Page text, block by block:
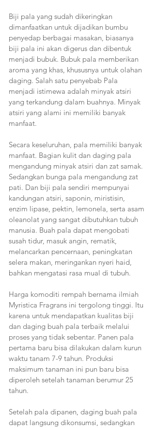
Biji pala yang sudah dikeringkan
dimanfaatkan untuk dijadikan bumbu
penyedap berbagai masakan, biasanya
biji pala ini akan digerus dan dibentuk
menjadi bubuk. Bubuk pala memberikan
aroma yang khas, khususnya untuk olahan
daging. Salah satu penyebab Pala
menjadi istimewa adalah minyak atsiri
yang terkandung dalam buahnya. Minyak
atsiri yang alami ini memiliki banyak
manfaat.
Secara keseluruhan, pala memiliki banyak
manfaat. Bagian kulit dan daging pala
mengandung minyak atsiri dan zat samak.
Sedangkan bunga pala mengandung zat
pati. Dan biji pala sendiri mempunyai
kandungan atsiri, saponin, miristisin,
enzim lipase, pektin, lemonela, serta asam
oleanolat yang sangat dibutuhkan tubuh
manusia. Buah pala dapat mengobati
susah tidur, masuk angin, rematik,
melancarkan pencernaan, peningkatan
selera makan, meringankan nyeri haid,
bahkan mengatasi rasa mual di tubuh.
Harga komoditi rempah bernama ilmiah
Myristica Fragrans ini tergolong tinggi. Itu
karena untuk mendapatkan kualitas biji
dan daging buah pala terbaik melalui
proses yang tidak sebentar. Panen pala
pertama baru bisa dilakukan dalam kurun
waktu tanam 7-9 tahun. Produksi
maksimum tanaman ini pun baru bisa
diperoleh setelah tanaman berumur 25
tahun.
Setelah pala dipanen, daging buah pala
dapat langsung dikonsumsi, sedangkan